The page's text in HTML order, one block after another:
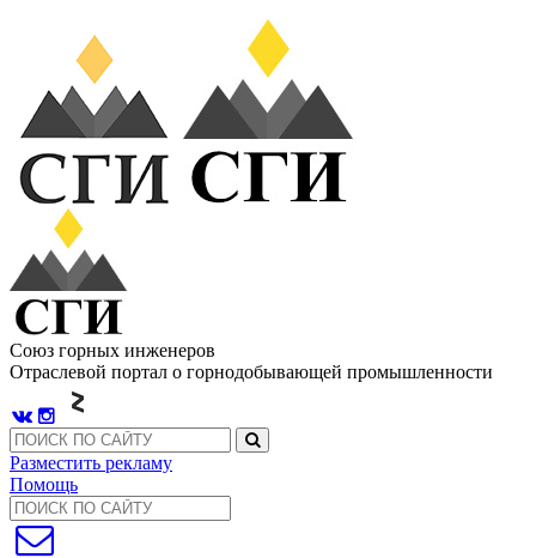
Союз горных инженеров
Отраслевой портал о горнодобывающей промышленности
Разместить рекламу
Помощь